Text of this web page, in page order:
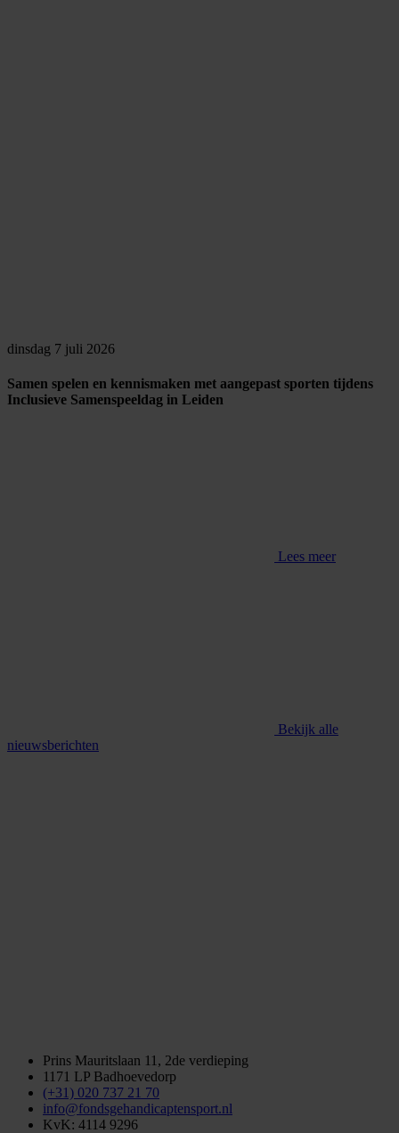
dinsdag 7 juli 2026
Samen spelen en kennismaken met aangepast sporten tijdens
Inclusieve Samenspeeldag in Leiden
Lees meer
Bekijk alle
nieuwsberichten
Prins Mauritslaan 11, 2de verdieping
1171 LP Badhoevedorp
(+31) 020 737 21 70
info@fondsgehandicaptensport.nl
KvK: 4114 9296